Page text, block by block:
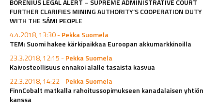
BORENIUS LEGAL ALERT – SUPREME ADMINISTRATIVE COURT
FURTHER CLARIFIES MINING AUTHORITY’S COOPERATION DUTY
WITH THE SÁMI PEOPLE
4.4.2018, 13:30 -Pekka Suomela
TEM: Suomi hakee kärkipaikkaa Euroopan akkumarkkinoilla
23.3.2018, 12:15 -Pekka Suomela
Kaivosteollisuus ennakoi alalle tasaista kasvua
22.3.2018, 14:22 -Pekka Suomela
FinnCobalt matkalla rahoitussopimukseen kanadalaisen yhtiön
kanssa